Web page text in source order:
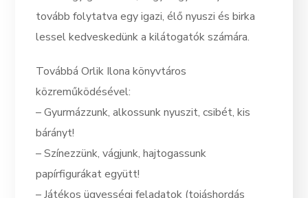
tovább folytatva egy igazi, élő nyuszi és birka
lessel kedveskedünk a kilátogatók számára.
Továbbá Orlik Ilona könyvtáros
közreműködésével:
– Gyurmázzunk, alkossunk nyuszit, csibét, kis
bárányt!
– Színezzünk, vágjunk, hajtogassunk
papírfigurákat együtt!
– Játékos ügyességi feladatok (tojáshordás